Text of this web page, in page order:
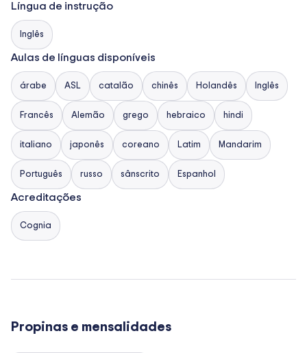
Língua de instrução
Inglês
Aulas de línguas disponíveis
árabe ASL catalão chinês Holandês Inglês
Francês Alemão grego hebraico hindi
italiano japonês coreano Latim Mandarim
Português russo sânscrito Espanhol
Acreditações
Cognia
Propinas e mensalidades